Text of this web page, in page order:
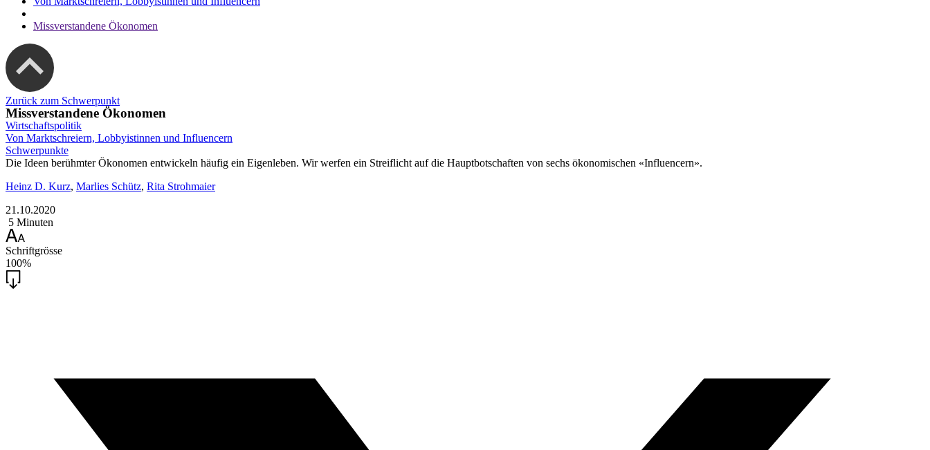
Missverstandene Ökonomen
Zurück zum Schwerpunkt
Missverstandene Ökonomen
Wirtschaftspolitik
Von Marktschreiern, Lobbyistinnen und Influencern
Schwerpunkte
Die Ideen berühmter Ökonomen entwickeln häufig ein Eigenleben. Wir werfen ein Streiflicht auf die Hauptbotschaften von sechs ökonomischen «Influencern».
Heinz D. Kurz, Marlies Schütz, Rita Strohmaier
21.10.2020
5 Minuten
Schriftgrösse
100%